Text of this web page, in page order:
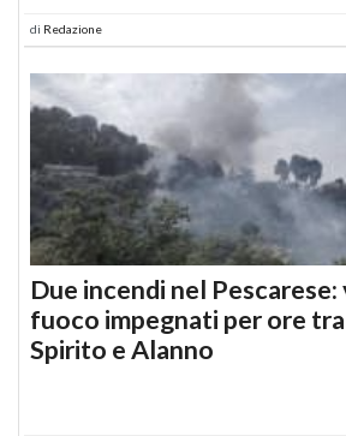
di Redazione
Due incendi nel
fuoco impegnati per ore
Spirito e Alanno